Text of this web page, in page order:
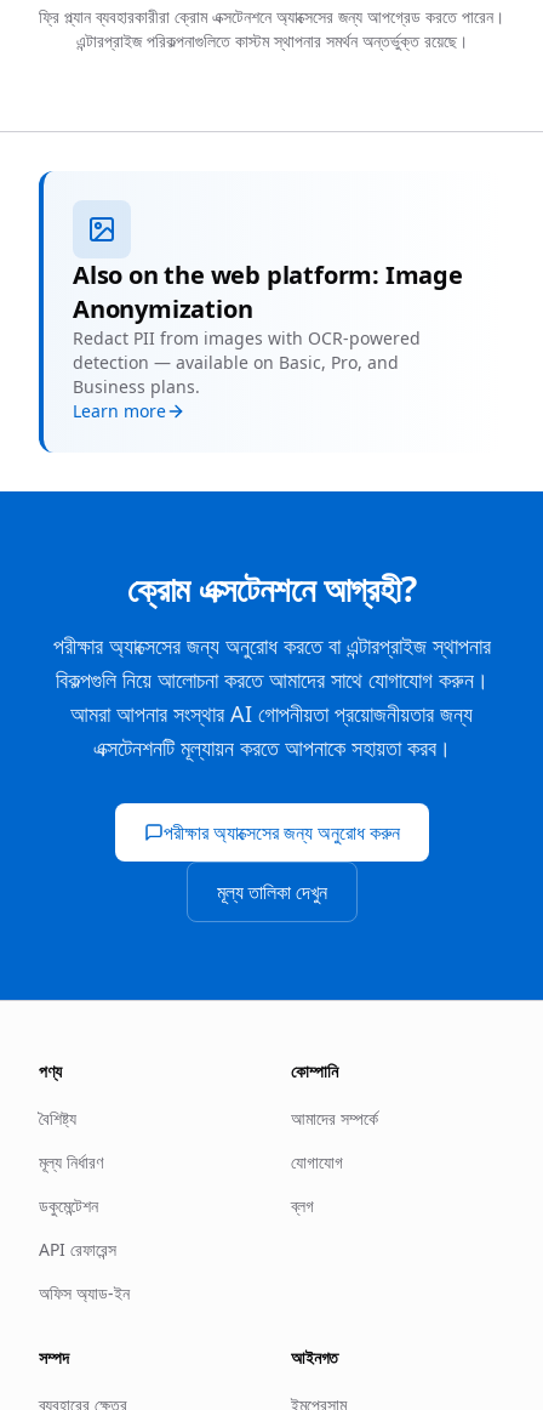
ফ্রি প্ল্যান ব্যবহারকারীরা ক্রোম এক্সটেনশনে অ্যাক্সেসের জন্য আপগ্রেড করতে পারেন।
এন্টারপ্রাইজ পরিকল্পনাগুলিতে কাস্টম স্থাপনার সমর্থন অন্তর্ভুক্ত রয়েছে।
Also on the web platform: Image
Anonymization
Redact PII from images with OCR-powered
detection — available on Basic, Pro, and
Business plans.
Learn more
ক্রোম এক্সটেনশনে আগ্রহী?
পরীক্ষার অ্যাক্সেসের জন্য অনুরোধ করতে বা এন্টারপ্রাইজ স্থাপনার
বিকল্পগুলি নিয়ে আলোচনা করতে আমাদের সাথে যোগাযোগ করুন।
আমরা আপনার সংস্থার AI গোপনীয়তা প্রয়োজনীয়তার জন্য
এক্সটেনশনটি মূল্যায়ন করতে আপনাকে সহায়তা করব।
পরীক্ষার অ্যাক্সেসের জন্য অনুরোধ করুন
মূল্য তালিকা দেখুন
পণ্য
বৈশিষ্ট্য
মূল্য নির্ধারণ
ডকুমেন্টেশন
API রেফারেন্স
অফিস অ্যাড-ইন
কোম্পানি
আমাদের সম্পর্কে
যোগাযোগ
ব্লগ
সম্পদ
ব্যবহারের ক্ষেত্র
আইনগত
ইমপ্রেসাম